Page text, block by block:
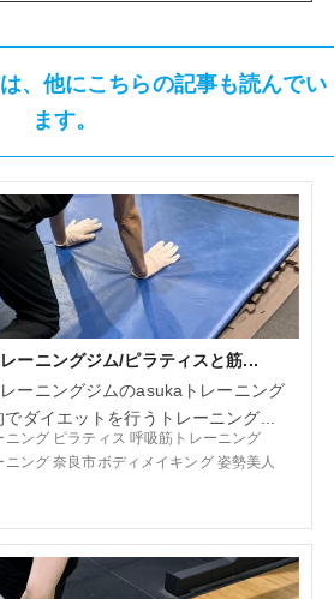
、他にこちらの記事も読んでい
ます。
ーニングジム/ピラティスと筋...
ーニングジムのasukaトレーニング
ダイエットを行うトレーニング...
ニング ピラティス 呼吸筋トレーニング
ニング 奈良市ボディメイキング 姿勢美人